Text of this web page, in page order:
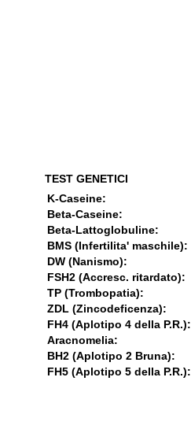
TEST GENETICI
K-Caseine:
Beta-Caseine:
Beta-Lattoglobuline:
BMS (Infertilita' maschile):
DW (Nanismo):
FSH2 (Accresc. ritardato):
TP (Trombopatia):
ZDL (Zincodeficenza):
FH4 (Aplotipo 4 della P.R.):
Aracnomelia:
BH2 (Aplotipo 2 Bruna):
FH5 (Aplotipo 5 della P.R.):